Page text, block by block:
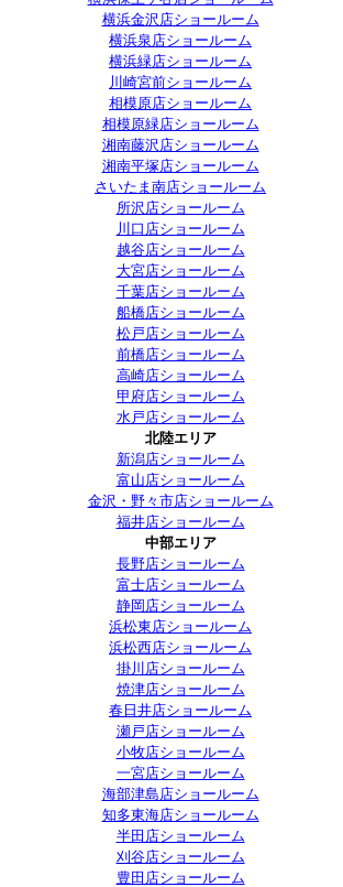
横浜金沢店ショールーム
横浜泉店ショールーム
横浜緑店ショールーム
川崎宮前ショールーム
相模原店ショールーム
相模原緑店ショールーム
湘南藤沢店ショールーム
湘南平塚店ショールーム
さいたま南店ショールーム
所沢店ショールーム
川口店ショールーム
越谷店ショールーム
大宮店ショールーム
千葉店ショールーム
船橋店ショールーム
松戸店ショールーム
前橋店ショールーム
高崎店ショールーム
甲府店ショールーム
水戸店ショールーム
北陸エリア
新潟店ショールーム
富山店ショールーム
金沢・野々市店ショールーム
福井店ショールーム
中部エリア
長野店ショールーム
富士店ショールーム
静岡店ショールーム
浜松東店ショールーム
浜松西店ショールーム
掛川店ショールーム
焼津店ショールーム
春日井店ショールーム
瀬戸店ショールーム
小牧店ショールーム
一宮店ショールーム
海部津島店ショールーム
知多東海店ショールーム
半田店ショールーム
刈谷店ショールーム
豊田店ショールーム